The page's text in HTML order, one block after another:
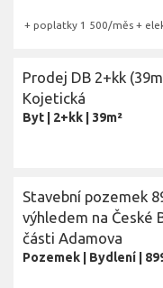
+ poplatky 1 500/měs +
Prodej DB 2+kk
Kojetická
Byt 2+kk 39m²
Stavební pozemek
výhledem na České
části Adamova
Pozemek Bydlení